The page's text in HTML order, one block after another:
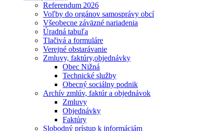
Referendum 2026
Voľby do orgánov samosprávy obcí
Všeobecne záväzné nariadenia
Úradná tabuľa
Tlačivá a formuláre
Verejné obstarávanie
Zmluvy, faktúry,objednávky
Obec Nižná
Technické služby
Obecný sociálny podnik
Archív zmlúv, faktúr a objednávok
Zmluvy
Objednávky
Faktúry
Slobodný prístup k informáciám